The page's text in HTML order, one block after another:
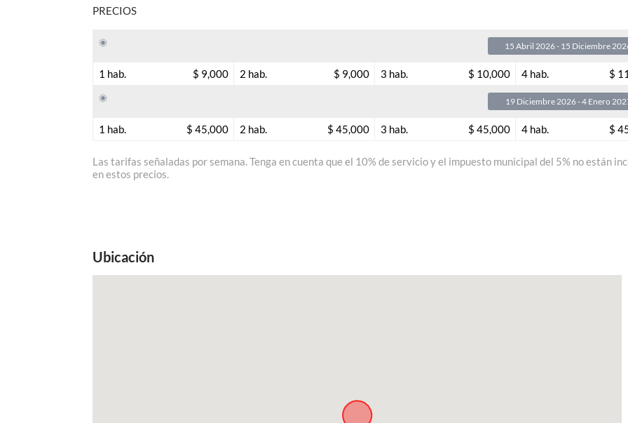
PRECIOS
15 Abril 2026 - 15 Diciembre
1 hab. $ 9,000 2 hab. $ 9,000 3 hab. $ 10,000 4 hab. $
19 Diciembre 2026 - 4 Enero
1 hab. $ 45,000 2 hab. $ 45,000 3 hab. $ 45,000 4 hab. $
Las tarifas señaladas por semana. Tenga en cuenta que el 10% de servicio y el impuesto municipal del 5% no están
en estos precios.
Ubicación